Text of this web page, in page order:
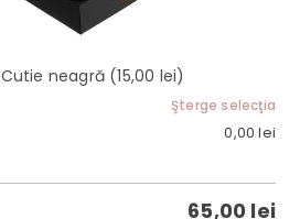
Cutie neagră (15,00 lei)
Şterge selecţia
0,00lei
65,00 lei